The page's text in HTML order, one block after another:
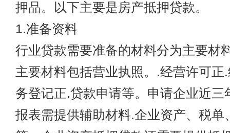
押品。以下主要是房产抵押贷款。
1.准备资料
行业贷款需要准备的材料分为主要材
主要材料包括营业执照。.经营许可正
务登记正.贷款申请等。申请企业近三
报表需提供辅助材料.企业资产、税单